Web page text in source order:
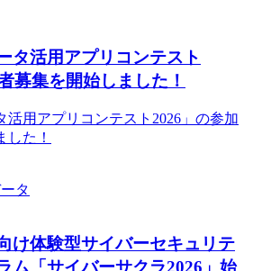
タ活用アプリコンテスト
募集を開始しました！
活用アプリコンテスト2026」の参加
した！
タ
け体験型サイバーセキュリテ